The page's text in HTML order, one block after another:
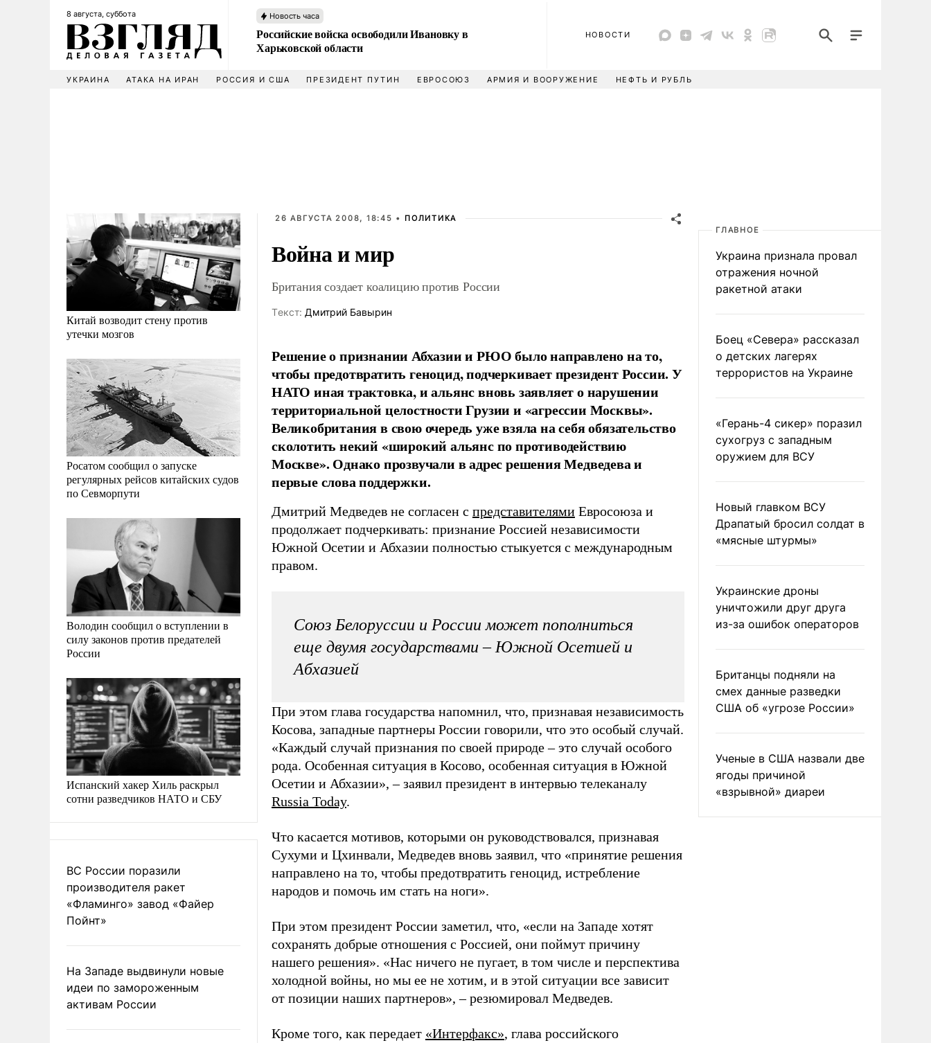
8 августа, суббота Новость часа
Российские войска освободили Ивановку в
Харьковской области
НОВОСТИ
УКРАИНА АТАКА НА ИРАН РОССИЯ И США ПРЕЗИДЕНТ ПУТИН ЕВРОСОЮЗ АРМИЯ И ВООРУЖЕНИЕ НЕФТЬ И РУБЛЬ
Китай возводит стену против
утечки мозгов
Росатом сообщил о запуске
регулярных рейсов китайских судов
по Севморпути
Володин сообщил о вступлении в
силу законов против предателей
России
Испанский хакер Хиль раскрыл
сотни разведчиков НАТО и СБУ
ВС России поразили
производителя ракет
«Фламинго» завод «Файер
Пойнт»
На Западе выдвинули новые
идеи по замороженным
активам России
26 АВГУСТА 2008, 18:45 • ПОЛИТИКА
Война и мир
Британия создает коалицию против России
Tекст: Дмитрий Бавырин
Решение о признании Абхазии и РЮО было направлено на то,
чтобы предотвратить геноцид, подчеркивает президент России. У
НАТО иная трактовка, и альянс вновь заявляет о нарушении
территориальной целостности Грузии и «агрессии Москвы».
Великобритания в свою очередь уже взяла на себя обязательство
сколотить некий «широкий альянс по противодействию
Москве». Однако прозвучали в адрес решения Медведева и
первые слова поддержки.
Дмитрий Медведев не согласен с представителями Евросоюза и
продолжает подчеркивать: признание Россией независимости
Южной Осетии и Абхазии полностью стыкуется с международным
правом.
Союз Белоруссии и России может пополниться
еще двумя государствами – Южной Осетией и
Абхазией
При этом глава государства напомнил, что, признавая независимость
Косова, западные партнеры России говорили, что это особый случай.
«Каждый случай признания по своей природе – это случай особого
рода. Особенная ситуация в Косово, особенная ситуация в Южной
Осетии и Абхазии», – заявил президент в интервью телеканалу
Russia Today.
Что касается мотивов, которыми он руководствовался, признавая
Сухуми и Цхинвали, Медведев вновь заявил, что «принятие решения
направлено на то, чтобы предотвратить геноцид, истребление
народов и помочь им стать на ноги».
При этом президент России заметил, что, «если на Западе хотят
сохранять добрые отношения с Россией, они поймут причину
нашего решения». «Нас ничего не пугает, в том числе и перспектива
холодной войны, но мы ее не хотим, и в этой ситуации все зависит
от позиции наших партнеров», – резюмировал Медведев.
Кроме того, как передает «Интерфакс», глава российского
ГЛАВНОЕ
Украина признала провал
отражения ночной
ракетной атаки
Боец «Севера» рассказал
о детских лагерях
террористов на Украине
«Герань-4 сикер» поразил
сухогруз с западным
оружием для ВСУ
Новый главком ВСУ
Драпатый бросил солдат в
«мясные штурмы»
Украинские дроны
уничтожили друг друга
из-за ошибок операторов
Британцы подняли на
смех данные разведки
США об «угрозе России»
Ученые в США назвали две
ягоды причиной
«взрывной» диареи